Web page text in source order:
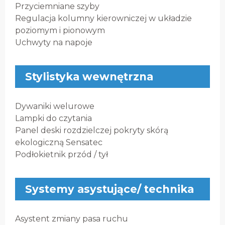
Przyciemniane szyby
Regulacja kolumny kierowniczej w układzie
poziomym i pionowym
Uchwyty na napoje
Stylistyka wewnętrzna
Dywaniki welurowe
Lampki do czytania
Panel deski rozdzielczej pokryty skórą
ekologiczną Sensatec
Podłokietnik przód / tył
Systemy asystujące/ technika
Asystent zmiany pasa ruchu